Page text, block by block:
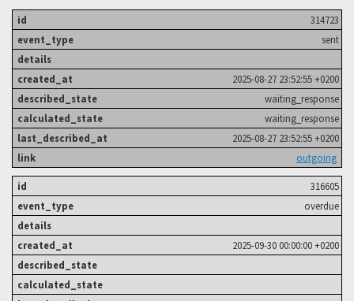
314723
sent
2025-08-27 23:52:55 +0200
waiting_response
waiting_response
2025-08-27 23:52:55 +0200
outgoing
316605
overdue
2025-09-30 00:00:00 +0200